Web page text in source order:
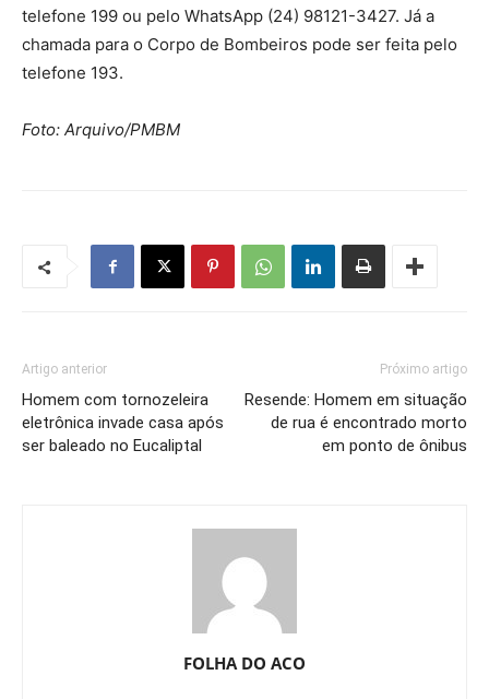
telefone 199 ou pelo WhatsApp (24) 98121-3427. Já a
chamada para o Corpo de Bombeiros pode ser feita pelo
telefone 193.
Foto: Arquivo/PMBM
Artigo anterior
Homem com tornozeleira
eletrônica invade casa após
ser baleado no Eucaliptal
Próximo artigo
Resende: Homem em situação
de rua é encontrado morto
em ponto de ônibus
FOLHA DO ACO